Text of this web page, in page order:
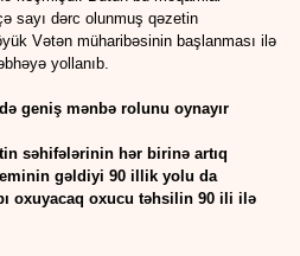
sayı dərc olunmuş qəzetin
Vətən müharibəsinin başlanması ilə
yollanıb.
geniş mənbə rolunu oynayır
səhifələrinin hər birinə artıq
gəldiyi 90 illik yolu da
oxuyacaq oxucu təhsilin 90 ili ilə